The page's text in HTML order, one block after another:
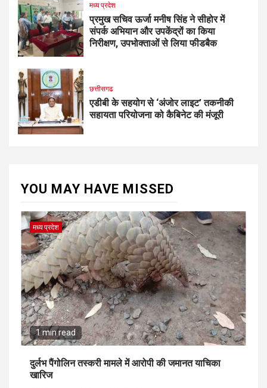
मध्य प्रदेश
प्रमुख सचिव ऊर्जा मनीष सिंह ने सीहोर में
संपर्क अभियान और उपकेंद्रों का किया
निरीक्षण, उपभोक्ताओं से लिया फीडबैक
छत्तीसगढ
एडीबी के सहयोग से ‘अंजोर लाइट’ तकनीकी
सहायता परियोजना को कैबिनेट की मंजूरी
YOU MAY HAVE MISSED
मध्य प्रदेश
1 min read
दुर्लभ पैंगोलिन तस्करी मामले में आरोपी की जमानत याचिका
खारिज